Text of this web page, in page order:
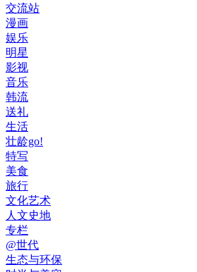
交流站
漫画
娱乐
明星
影视
音乐
韩流
送礼
生活
壮龄go!
特写
美食
旅行
文化艺术
人文史地
专栏
@世代
生态与环保